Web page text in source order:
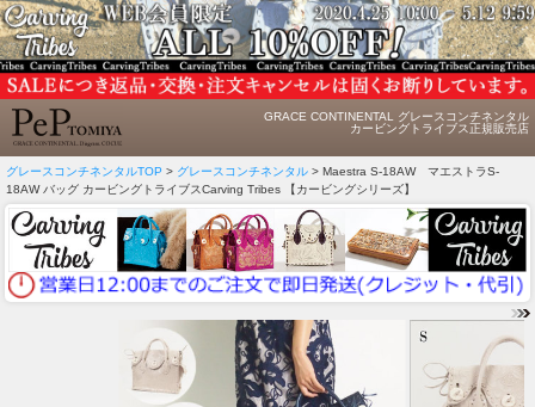
GRACE CONTINENTAL グレースコンチネンタル
カービングトライブス正規販売店
グレースコンチネンタルTOP > グレースコンチネンタル > Maestra S-18AW マエストラS-
18AW バッグ カービングトライブスCarving Tribes 【カービングシリーズ】